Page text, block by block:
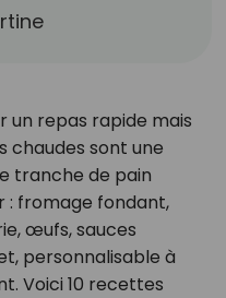
un repas rapide mais
chaudes sont une
tranche de pain
: fromage fondant,
œufs, sauces
personnalisable à
Voici 10 recettes